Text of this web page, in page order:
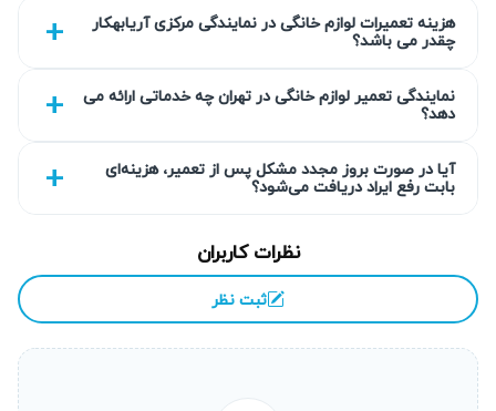
که تعمیر آن‌ها دشوار و پرهزینه‌تر است. هم‌چنین، تعمیر به موقع
باعث جلوگیری از مشکلات ایمنی و ارتقاء طول عمر دستگاه
می‌شود.
اگر به موقع برای تعمیر دستگاه اقدام نکنید، مشکلات جزئی
هزینه‌های سنگین برای تعویض قطعات و حتی کل دستگاه خواهند
شد. رفع سریع اشکالات، صرفه‌جویی در هزینه‌ها به همراه دارد.
احتمال از کار افتادن کامل دستگاه
تاخیر در تعمیر ممکن است باعث شود بخارشوی به طور کامل از
هزینه تعمیرات لوازم خانگی در نمایندگی مرکزی آریابهکار
چقدر می باشد؟
نمایندگی تعمیر لوازم خانگی در تهران چه خدماتی ارائه می
دهد؟
آیا در صورت بروز مجدد مشکل پس از تعمیر، هزینه‌ای
بابت رفع ایراد دریافت می‌شود؟
نظرات کاربران
ثبت نظر